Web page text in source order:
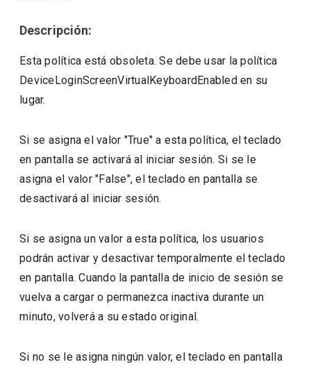
Descripción:
Esta política está obsoleta. Se debe usar la política
DeviceLoginScreenVirtualKeyboardEnabled en su
lugar.
Si se asigna el valor "True" a esta política, el teclado
en pantalla se activará al iniciar sesión. Si se le
asigna el valor "False", el teclado en pantalla se
desactivará al iniciar sesión.
Si se asigna un valor a esta política, los usuarios
podrán activar y desactivar temporalmente el teclado
en pantalla. Cuando la pantalla de inicio de sesión se
vuelva a cargar o permanezca inactiva durante un
minuto, volverá a su estado original.
Si no se le asigna ningún valor, el teclado en pantalla